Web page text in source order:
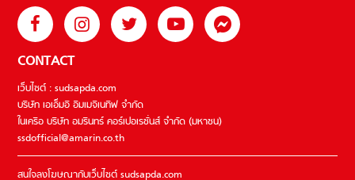
CONTACT
เว็บไซต์ : sudsapda.com
บริษัท เอเอ็มอี อิมเมจิเนทีฟ จำกัด
ในเครือ บริษัท อมรินทร์ คอร์เปอเรชั่นส์ จำกัด (มหาชน)
ssdofficial@amarin.co.th
สนใจลงโฆษณากับเว็บไซต์ sudsapda.com